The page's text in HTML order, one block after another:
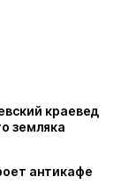
краевед
земляка
антикафе